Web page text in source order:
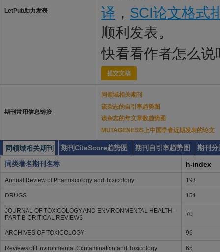
LetPub助力发表
译 ， SCI论文格式
顺利发表。
快看看作者怎么说
提交文稿
期刊常用信息链接
同领域相关期刊
该杂志的自引率趋势图
该杂志的年文章数趋势图
MUTAGENESIS上中国学者近期发表的论文
同领域相关期刊 期刊CiteScore趋势图 期刊自引率趋势图
期刊分
同类著名期刊名称
h-index
Annual Review of Pharmacology and Toxicology 193
DRUGS 154
JOURNAL OF TOXICOLOGY AND ENVIRONMENTAL HEALTH-
PART B-CRITICAL REVIEWS
70
ARCHIVES OF TOXICOLOGY 96
Reviews of Environmental Contamination and Toxicology 65